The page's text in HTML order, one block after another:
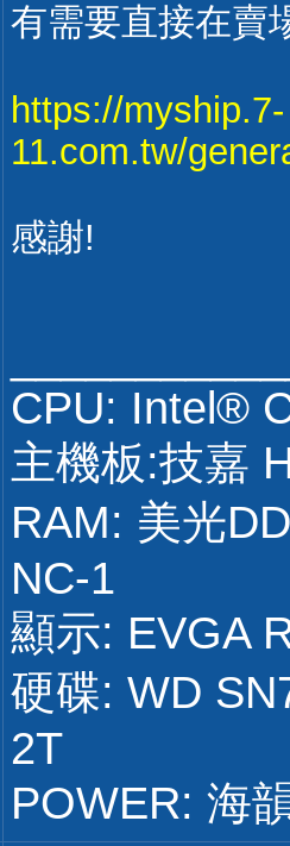
有需要直接在賣
https://myship.7-
11.com.tw/
感謝!
CPU: Intel®
主機板:技嘉
RAM: 美光
NC-1
顯示: EVGA
硬碟: WD
2T
POWER: 海